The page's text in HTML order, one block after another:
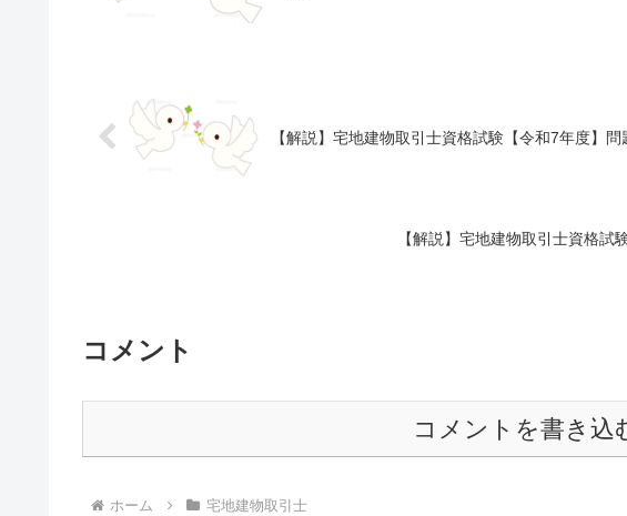
【解説】宅地建物取引士資格試験【令和7年度】問
【解説】宅地建物取引士資格試
コメント
コメントを書き込
ホーム 宅地建物取引士